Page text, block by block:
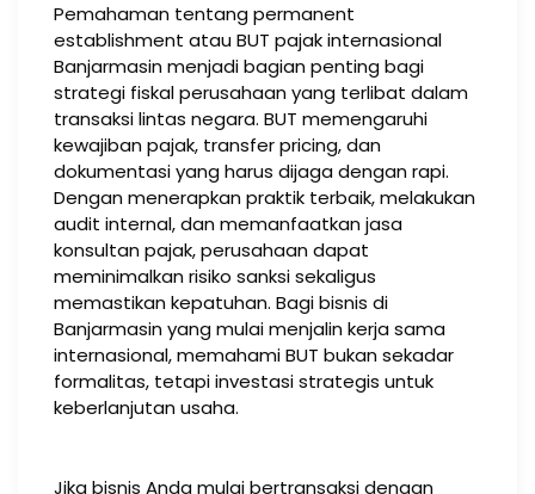
Pemahaman tentang permanent
establishment atau BUT pajak internasional
Banjarmasin menjadi bagian penting bagi
strategi fiskal perusahaan yang terlibat dalam
transaksi lintas negara. BUT memengaruhi
kewajiban pajak, transfer pricing, dan
dokumentasi yang harus dijaga dengan rapi.
Dengan menerapkan praktik terbaik, melakukan
audit internal, dan memanfaatkan jasa
konsultan pajak, perusahaan dapat
meminimalkan risiko sanksi sekaligus
memastikan kepatuhan. Bagi bisnis di
Banjarmasin yang mulai menjalin kerja sama
internasional, memahami BUT bukan sekadar
formalitas, tetapi investasi strategis untuk
keberlanjutan usaha.
Jika bisnis Anda mulai bertransaksi dengan